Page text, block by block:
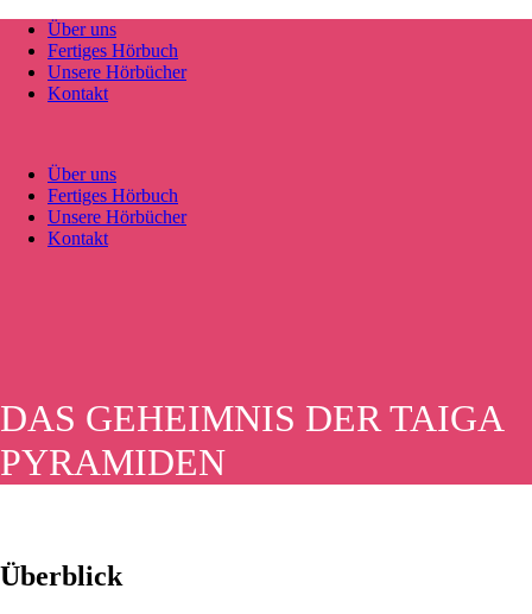
Über uns
Fertiges Hörbuch
Unsere Hörbücher
Kontakt
Über uns
Fertiges Hörbuch
Unsere Hörbücher
Kontakt
DAS GEHEIMNIS DER TAIGA
PYRAMIDEN
Überblick